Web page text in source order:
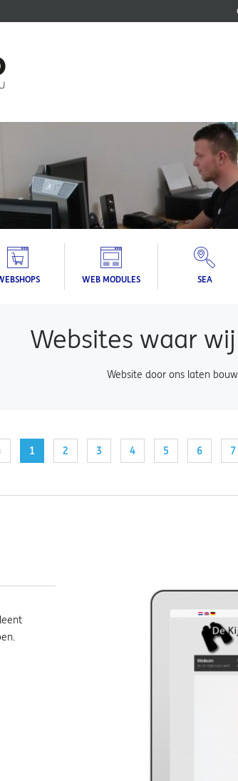
WEB MODULES SEA
Websites waar
Website door ons laten
‹ 1 2 3 4 5 6 7